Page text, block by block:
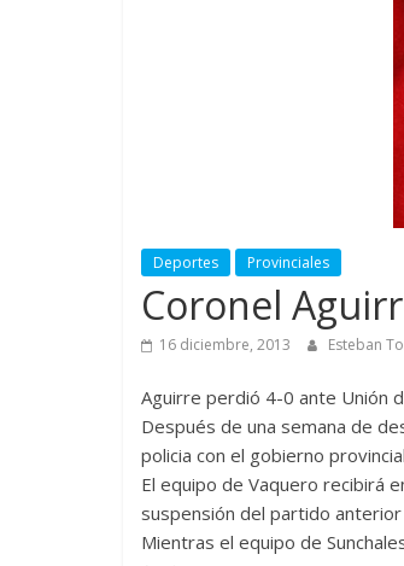
Deportes Provinciales
Coronel
16 diciembre, 2013 Esteban
Aguirre perdió 4-0 ante Unión
Después de una semana de
policia con el gobierno
El equipo de Vaquero recibirá
suspensión del partido
Mientras el equipo de